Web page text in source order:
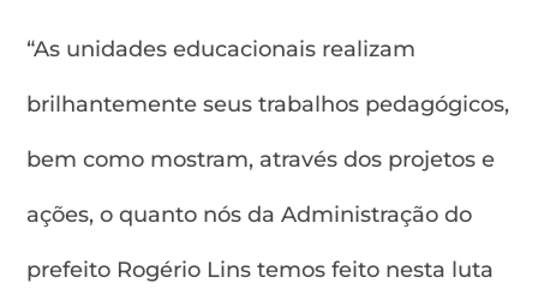
“As unidades educacionais realizam
brilhantemente seus trabalhos pedagógicos,
bem como mostram, através dos projetos e
ações, o quanto nós da Administração do
prefeito Rogério Lins temos feito nesta luta